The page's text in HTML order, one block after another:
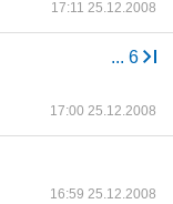
17:11 25.12.2008
... 6
17:00 25.12.2008
16:59 25.12.2008